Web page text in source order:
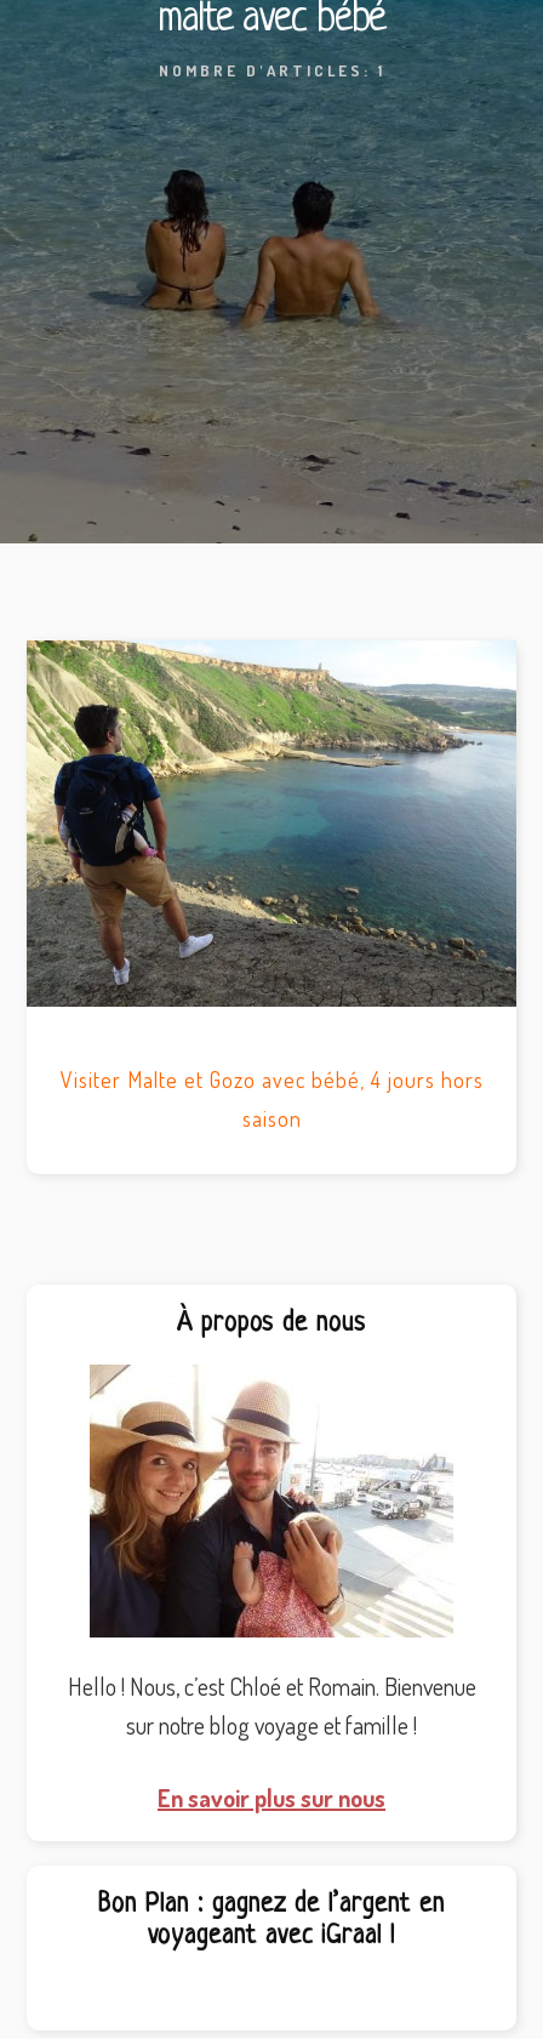
malte avec bébé
NOMBRE D'ARTICLES: 1
Visiter Malte et Gozo avec bébé, 4 jours hors
saison
principale
À propos de nous
Hello ! Nous, c’est Chloé et Romain. Bienvenue
sur notre blog voyage et famille !
En savoir plus sur nous
Bon Plan : gagnez de l’argent en
voyageant avec iGraal !